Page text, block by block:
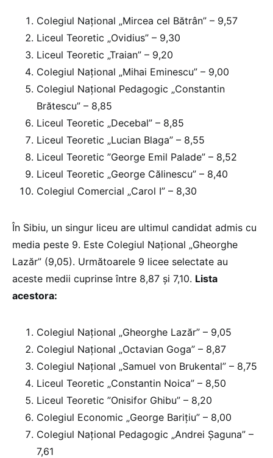
Colegiul Național „Mircea cel Bătrân” – 9,57
Liceul Teoretic „Ovidius” – 9,30
Liceul Teoretic „Traian” – 9,20
Colegiul Național „Mihai Eminescu” – 9,00
Colegiul Național Pedagogic „Constantin
Brătescu” – 8,85
Liceul Teoretic „Decebal” – 8,85
Liceul Teoretic „Lucian Blaga” – 8,55
Liceul Teoretic ”George Emil Palade” – 8,52
Liceul Teoretic „George Călinescu” – 8,40
Colegiul Comercial „Carol I” – 8,30
În Sibiu, un singur liceu are ultimul candidat admis cu
media peste 9. Este Colegiul Național „Gheorghe
Lazăr” (9,05). Următoarele 9 licee selectate au
aceste medii cuprinse între 8,87 și 7,10. Lista
acestora:
Colegiul Național „Gheorghe Lazăr” – 9,05
Colegiul Național „Octavian Goga” – 8,87
Colegiul Național „Samuel von Brukental” – 8,75
Liceul Teoretic „Constantin Noica” – 8,50
Liceul Teoretic ”Onisifor Ghibu” – 8,20
Colegiul Economic „George Barițiu” – 8,00
Colegiul Național Pedagogic „Andrei Șaguna” –
7,61